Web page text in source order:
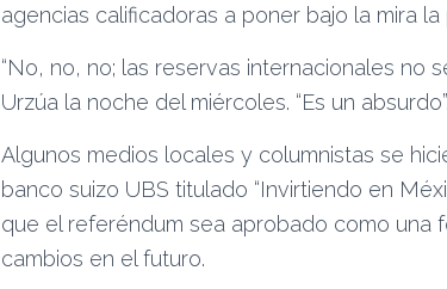
agencias calificadoras a poner bajo la mira
“No, no, no; las reservas internacionales no
Urzúa la noche del miércoles. “Es un absurdo”.
Algunos medios locales y columnistas se
banco suizo UBS titulado “Invirtiendo en
que el referéndum sea aprobado como una
cambios en el futuro.